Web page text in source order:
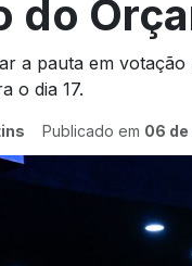
do
a pauta em
o dia 17.
Publicado em 06